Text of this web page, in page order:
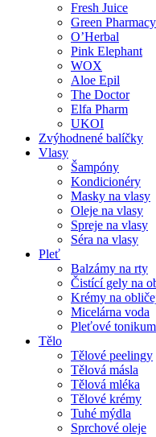
Fresh Juice
Green Pharmacy
O’Herbal
Pink Elephant
WOX
Aloe Epil
The Doctor
Elfa Pharm
UKOI
Zvýhodnené balíčky
Vlasy
Šampóny
Kondicionéry
Masky na vlasy
Oleje na vlasy
Spreje na vlasy
Séra na vlasy
Pleť
Balzámy na rty
Čistící gely na
Krémy na
Micelárna voda
Pleťové tonikum
Tělo
Tělové peelingy
Tělová másla
Tělová mléka
Tělové krémy
Tuhé mýdla
Sprchové oleje